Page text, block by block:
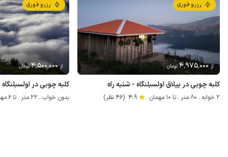
رزرو فوری
از 4٬975٬000 تومان
کلبه چوبی در ییلاق اولسبلنگاه - شنبه راه
2 خوابه . 80 متر . تا 10 مهمان 4.9 (46 نظر)
رزرو فوری
از 4٬500٬000تومان
کلبه چوبی در
بدون خواب . 22 متر . تا 6 مهمان